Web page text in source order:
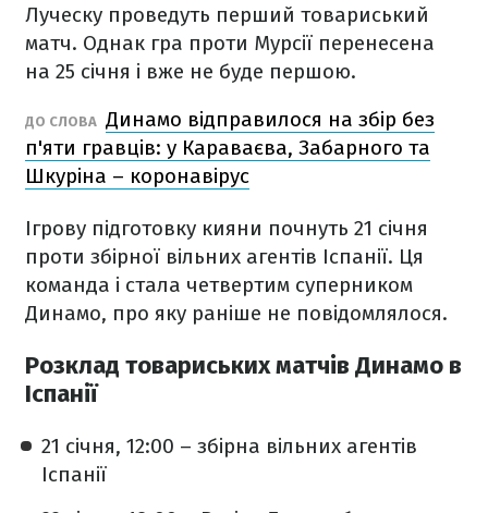
Луческу проведуть перший товариський
матч. Однак гра проти Мурсії перенесена
на 25 січня і вже не буде першою.
ДО СЛОВА Динамо відправилося на збір без
п'яти гравців: у Караваєва, Забарного та
Шкуріна – коронавірус
Ігрову підготовку кияни почнуть 21 січня
проти збірної вільних агентів Іспанії. Ця
команда і стала четвертим суперником
Динамо, про яку раніше не повідомлялося.
Розклад товариських матчів Динамо в
Іспанії
21 січня, 12:00 – збірна вільних агентів
Іспанії